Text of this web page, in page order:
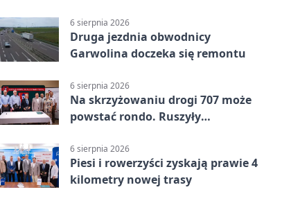
6 sierpnia 2026
Druga jezdnia obwodnicy
Garwolina doczeka się remontu
6 sierpnia 2026
Na skrzyżowaniu drogi 707 może
powstać rondo. Ruszyły
6 sierpnia 2026
Piesi i rowerzyści zyskają prawie 4
kilometry nowej trasy